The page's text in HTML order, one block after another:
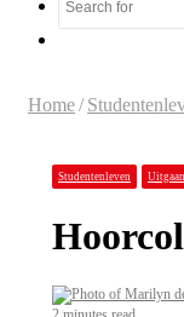
Home/
Studentenleven Uitgaan